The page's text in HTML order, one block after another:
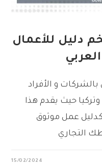
دليل للأعمال
و الأفراد
حيث يقدم هذا
عمل موثوق
التجاري
15/02/2024